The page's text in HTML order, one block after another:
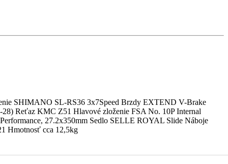
SHIMANO SL-RS36 3x7Speed Brzdy EXTEND V-Brake
Reťaz KMC Z51 Hlavové zloženie FSA No. 10P Internal
27.2x350mm Sedlo SELLE ROYAL Slide Náboje
Hmotnosť cca 12,5kg